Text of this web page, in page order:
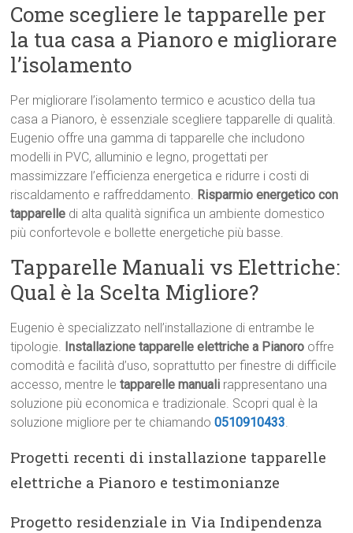
Come scegliere le tapparelle per
la tua casa a Pianoro e migliorare
l’isolamento
Per migliorare l’isolamento termico e acustico della tua
casa a Pianoro, è essenziale scegliere tapparelle di qualità.
Eugenio offre una gamma di tapparelle che includono
modelli in PVC, alluminio e legno, progettati per
massimizzare l’efficienza energetica e ridurre i costi di
riscaldamento e raffreddamento. Risparmio energetico con
tapparelle di alta qualità significa un ambiente domestico
più confortevole e bollette energetiche più basse.
Tapparelle Manuali vs Elettriche:
Qual è la Scelta Migliore?
Eugenio è specializzato nell’installazione di entrambe le
tipologie. Installazione tapparelle elettriche a Pianoro offre
comodità e facilità d’uso, soprattutto per finestre di difficile
accesso, mentre letapparelle manuali rappresentano una
soluzione più economica e tradizionale. Scopri qual è la
soluzione migliore per te chiamando0510910433.
Progetti recenti di installazione tapparelle
elettriche a Pianoro e testimonianze
Progetto residenziale in Via Indipendenza